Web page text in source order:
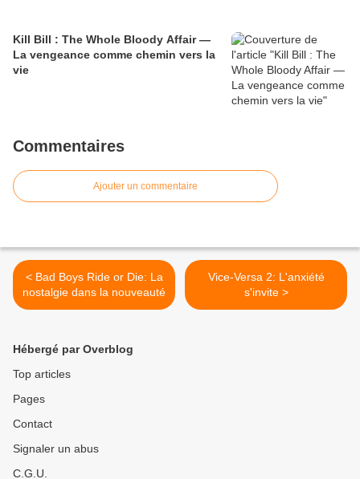
Kill Bill : The Whole Bloody Affair —
La vengeance comme chemin vers la
vie
Commentaires
Ajouter un commentaire
< Bad Boys Ride or Die: La
nostalgie dans la nouveauté
Vice-Versa 2: L'anxiété
s'invite >
Hébergé par Overblog
Top articles
Pages
Contact
Signaler un abus
C.G.U.